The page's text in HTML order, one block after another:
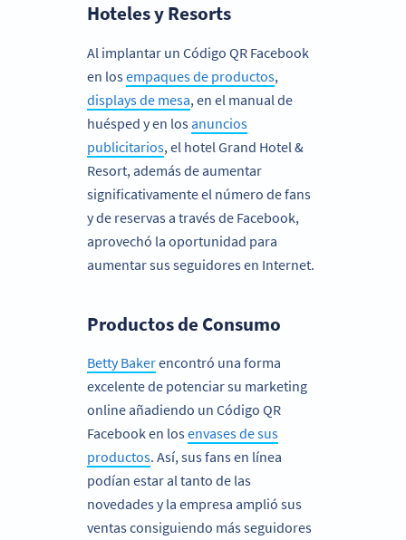
Hoteles y Resorts
Al implantar un Código QR Facebook
en losempaques de productos,
displays de mesa, en el manual de
huésped y en losanuncios
publicitarios, el hotel Grand Hotel &
Resort, además de aumentar
significativamente el número de fans
y de reservas a través de Facebook,
aprovechó la oportunidad para
aumentar sus seguidores en Internet.
Productos de Consumo
Betty Bakerencontró una forma
excelente de potenciar su marketing
online añadiendo un Código QR
Facebook en losenvases de sus
productos. Así, sus fans en línea
podían estar al tanto de las
novedades y la empresa amplió sus
ventas consiguiendo más seguidores